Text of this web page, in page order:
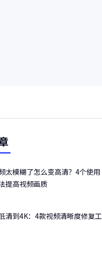
太模糊了怎么变高清？4个使用
提高视频画质
清到4K：4款视频清晰度修复工